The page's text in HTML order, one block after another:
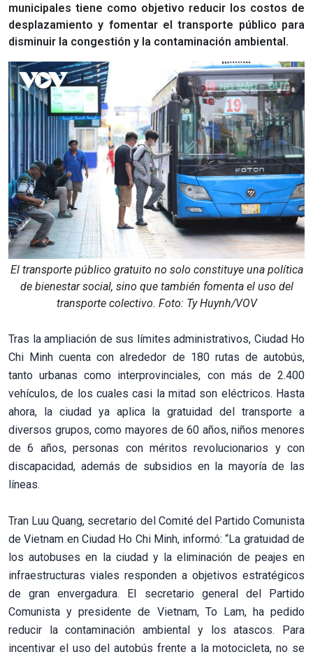
municipales tiene como objetivo reducir los costos de
desplazamiento y fomentar el transporte público para
disminuir la congestión y la contaminación ambiental.
El transporte público gratuito no solo constituye una política
de bienestar social, sino que también fomenta el uso del
transporte colectivo. Foto: Ty Huynh/VOV
Tras la ampliación de sus límites administrativos, Ciudad Ho
Chi Minh cuenta con alrededor de 180 rutas de autobús,
tanto urbanas como interprovinciales, con más de 2.400
vehículos, de los cuales casi la mitad son eléctricos. Hasta
ahora, la ciudad ya aplica la gratuidad del transporte a
diversos grupos, como mayores de 60 años, niños menores
de 6 años, personas con méritos revolucionarios y con
discapacidad, además de subsidios en la mayoría de las
líneas.
Tran Luu Quang, secretario del Comité del Partido Comunista
de Vietnam en Ciudad Ho Chi Minh, informó: “La gratuidad de
los autobuses en la ciudad y la eliminación de peajes en
infraestructuras viales responden a objetivos estratégicos
de gran envergadura. El secretario general del Partido
Comunista y presidente de Vietnam, To Lam, ha pedido
reducir la contaminación ambiental y los atascos. Para
incentivar el uso del autobús frente a la motocicleta, no se